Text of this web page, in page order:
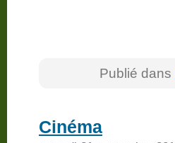
Publié dans
Cinéma